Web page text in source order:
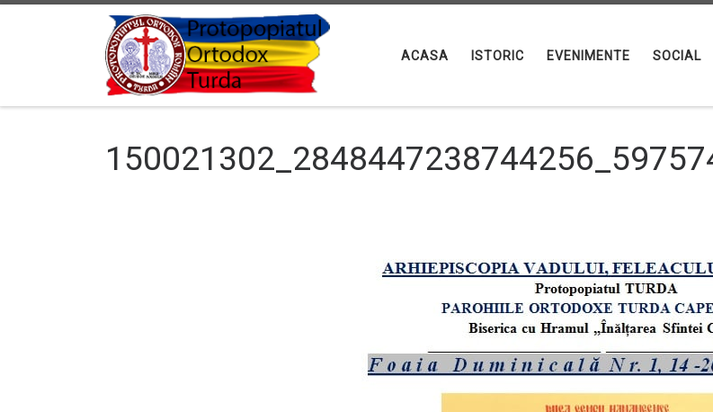
ACASA ISTORIC EVENIMENTE SOCIAL